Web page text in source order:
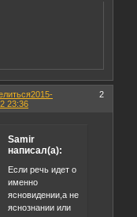
2
2015-
23:36
Samir
написал(а):
Если речь идет о
именно
ясновидении,а не
яснознании или